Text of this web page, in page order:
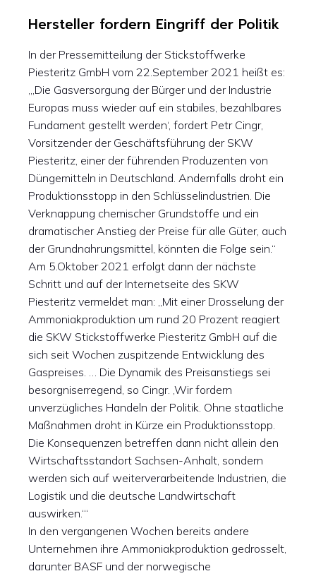
Hersteller fordern Eingriff der Politik
In der Pressemitteilung der Stickstoffwerke
Piesteritz GmbH vom 22.September 2021 heißt es:
„‚Die Gasversorgung der Bürger und der Industrie
Europas muss wieder auf ein stabiles, bezahlbares
Fundament gestellt werden‘, fordert Petr Cingr,
Vorsitzender der Geschäftsführung der SKW
Piesteritz, einer der führenden Produzenten von
Düngemitteln in Deutschland. Andernfalls droht ein
Produktionsstopp in den Schlüsselindustrien. Die
Verknappung chemischer Grundstoffe und ein
dramatischer Anstieg der Preise für alle Güter, auch
der Grundnahrungsmittel, könnten die Folge sein.“
Am 5.Oktober 2021 erfolgt dann der nächste
Schritt und auf der Internetseite des SKW
Piesteritz vermeldet man: „Mit einer Drosselung der
Ammoniakproduktion um rund 20 Prozent reagiert
die SKW Stickstoffwerke Piesteritz GmbH auf die
sich seit Wochen zuspitzende Entwicklung des
Gaspreises. … Die Dynamik des Preisanstiegs sei
besorgniserregend, so Cingr. ‚Wir fordern
unverzügliches Handeln der Politik. Ohne staatliche
Maßnahmen droht in Kürze ein Produktionsstopp.
Die Konsequenzen betreffen dann nicht allein den
Wirtschaftsstandort Sachsen-Anhalt, sondern
werden sich auf weiterverarbeitende Industrien, die
Logistik und die deutsche Landwirtschaft
auswirken.‘“
In den vergangenen Wochen bereits andere
Unternehmen ihre Ammoniakproduktion gedrosselt,
darunter BASF und der norwegische